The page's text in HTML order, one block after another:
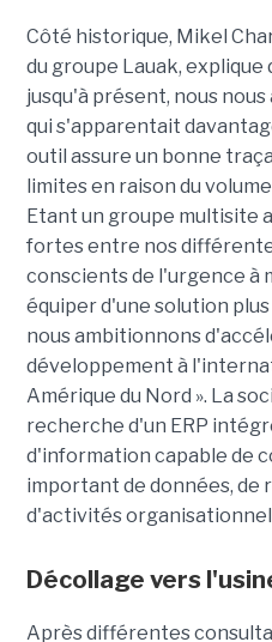
Côté historique, Mikel
du groupe Lauak, explique
jusqu'à présent, nous
qui s'apparentait
outil assure un bonne
limites en raison du
Etant un groupe multisite
fortes entre nos
conscients de l'urgence à
équiper d'une solution
nous ambitionnons
développement à
Amérique du Nord ». La
recherche d'un ERP
d'information capable de
important de données, de
d'activités
Décollage vers
Après différentes